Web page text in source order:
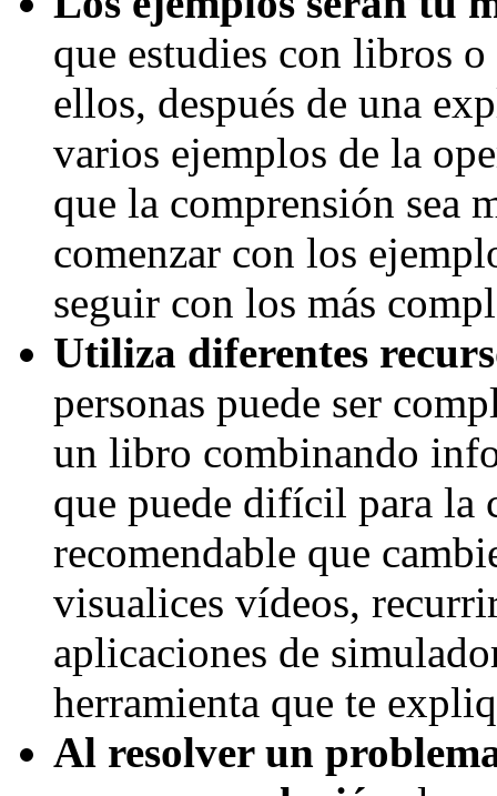
que estudies con libros
ellos, después de una
varios ejemplos de la
que la comprensión sea
comenzar con los
seguir con los más
Utiliza diferentes
personas puede ser
un libro combinando
que puede difícil para la
recomendable que
visualices vídeos,
aplicaciones de
herramienta que te
Al resolver un